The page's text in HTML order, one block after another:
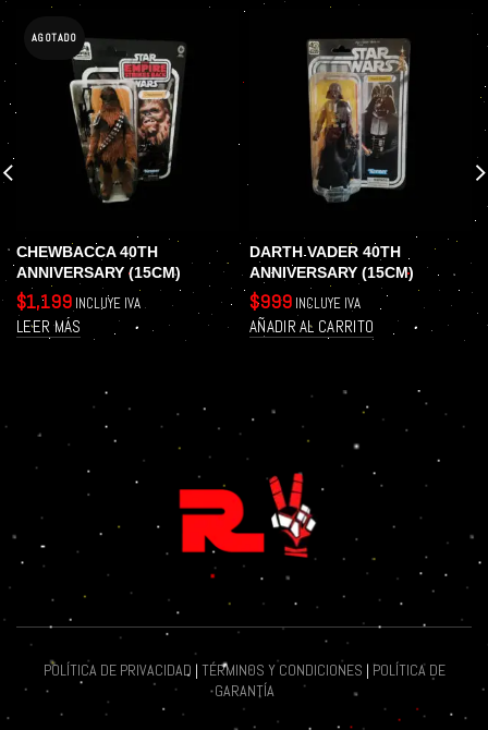
AGOTADO
CHEWBACCA 40TH
ANNIVERSARY (15CM)
$1,199 INCLUYE IVA
LEER MÁS
DARTH VADER 40TH
ANNIVERSARY (15CM)
$999 INCLUYE IVA
AÑADIR AL CARRITO
POLÍTICA DE PRIVACIDAD | TÉRMINOS Y CONDICIONES | POLÍTICA DE
GARANTÍA